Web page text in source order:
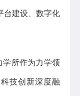
台建设、数字化
学所作为力学领
技创新深度融